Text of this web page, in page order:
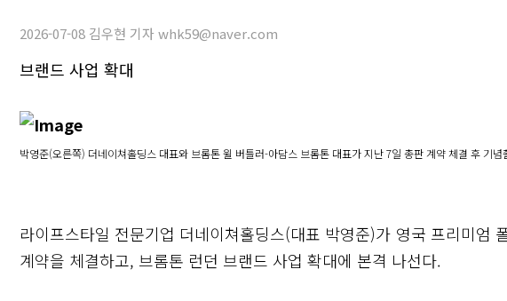
2026-07-08 김우현 기자 whk59@naver.com
브랜드 사업 확대
박영준(오른쪽) 더네이쳐홀딩스 대표와 브롬톤 윌 버틀러-아담스 브롬톤 대표가 지난 7일 총판 계약 체결 후 기념
라이프스타일 전문기업 더네이쳐홀딩스(대표 박영준)가 영국 프리미엄
계약을 체결하고, 브롬톤 런던 브랜드 사업 확대에 본격 나선다.